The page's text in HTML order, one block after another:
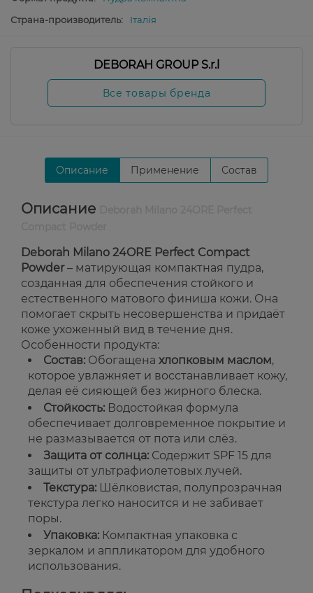
Страна-производитель:
Італія
DEBORAH GROUP S.r.l
Все товары бренда
Описание Применение Состав
Описание
Deborah Milano 24ORE Perfect Compact
Powder– матирующая компактная пудра,
созданная для обеспечения стойкого и
естественного матового финиша кожи. Она
помогает скрыть несовершенства и придаёт
коже ухоженный вид в течение дня.
Особенности продукта:
Состав: Обогащена хлопковым маслом,
которое увлажняет и восстанавливает кожу,
делая её сияющей без жирного блеска.
Стойкость: Водостойкая формула
обеспечивает долговременное покрытие и
не размазывается от пота или слёз.
Защита от солнца: Содержит SPF 15 для
защиты от ультрафиолетовых лучей.
Текстура: Шёлковистая, полупрозрачная
текстура легко наносится и не забивает
поры.
Упаковка: Компактная упаковка с
зеркалом и аппликатором для удобного
использования.